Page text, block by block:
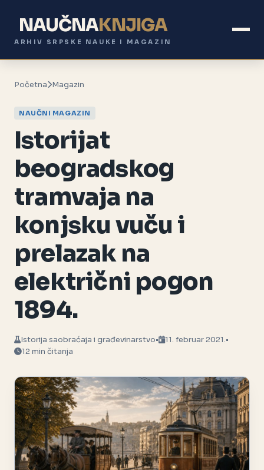
NAUČNAKNJIGA
ARHIV SRPSKE NAUKE I MAGAZIN
Početna Magazin
NAUČNI MAGAZIN
Istorijat
beogradskog
tramvaja na
konjsku vuču i
prelazak na
električni pogon
1894.
Istorija saobraćaja i građevinarstvo• 11. februar 2021.•
12 min čitanja